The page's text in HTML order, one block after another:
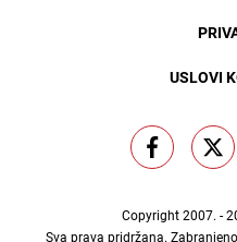
USLOVI
Copyright 2007. -
Sva prava pridržana.